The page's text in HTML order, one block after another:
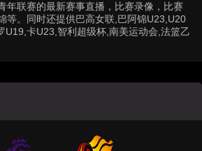
年联赛的最新赛事直播，比赛录像，比赛
等。同时还提供巴高女联,巴阿锦U23,U20
U19,卡U23,智利超级杯,南美运动会,法篮乙